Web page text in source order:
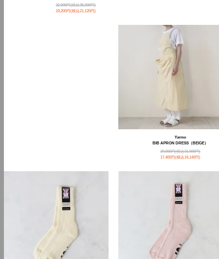
32,000円(税込35,200円)
19,200円(税込21,120円)
Yarmo
BIB APRON DRESS（BEIGE）
29,000円(税込31,900円)
17,400円(税込19,140円)